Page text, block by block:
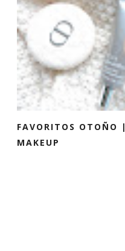
FAVORITOS OTOÑO |
MAKEUP